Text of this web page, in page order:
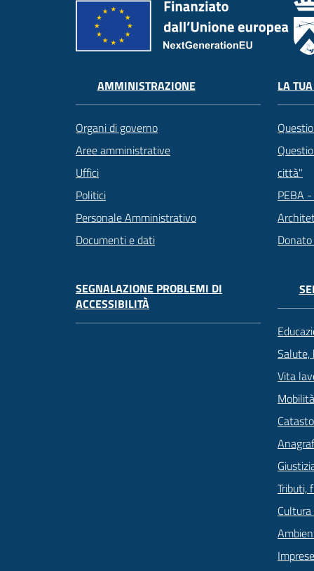
AMMINISTRAZIONE
Organi di governo
Aree amministrative
Uffici
Politici
Personale Amministrativo
Documenti e dati
LA
città"
PEBA
SEGNALAZIONE PROBLEMI DI
ACCESSIBILITÀ
Salute,
Vita
Tributi,